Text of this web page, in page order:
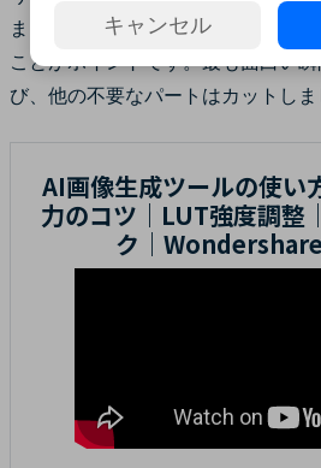
また、編集する際には、長すぎず
ことがポイントです。最も面白い
び、他の不要なパートはカットしま
AI画像生成ツールの使い
力のコツ｜LUT強度調整
ク｜
キャンセル